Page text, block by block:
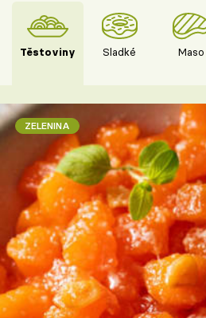
Těstoviny Sladké Maso
ZELENINA